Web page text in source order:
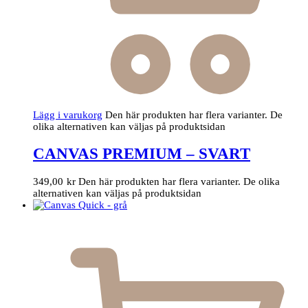
Lägg i varukorg Den här produkten har flera varianter. De
olika alternativen kan väljas på produktsidan
CANVAS PREMIUM – SVART
349,00 kr Den här produkten har flera varianter. De olika
alternativen kan väljas på produktsidan